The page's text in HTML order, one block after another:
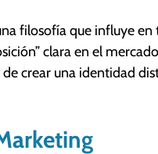
filosofía que influye en
clara en el
crear una identidad